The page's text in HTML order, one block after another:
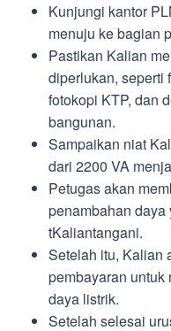
Kunjungi kantor
menuju ke bagian
Pastikan Kalian
diperlukan, seperti
fotokopi KTP, dan
bangunan.
Sampaikan niat
dari 2200 VA
Petugas akan
penambahan
tKaliantangani.
Setelah itu, Kalian
pembayaran
daya listrik.
Setelah selesai